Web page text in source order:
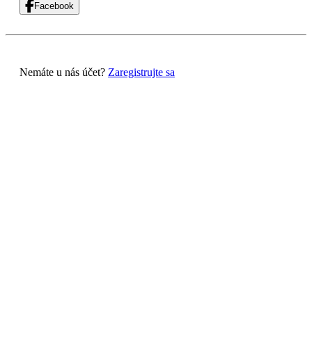
Facebook
Nemáte u nás účet? Zaregistrujte sa